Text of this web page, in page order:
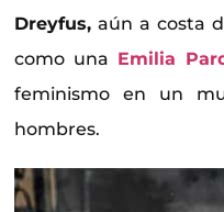
Dreyfus, aún a costa
como una Emilia
feminismo en un
hombres.